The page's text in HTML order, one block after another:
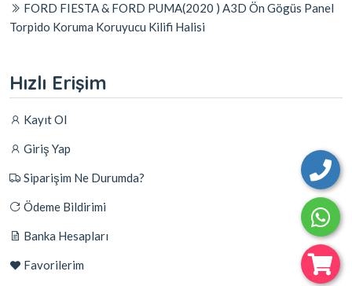
FORD FIESTA & FORD PUMA(2020 ) A3D Ön Gögüs Panel
Torpido Koruma Koruyucu Kilifi Halisi
Hızlı Erişim
Kayıt Ol
Giriş Yap
Siparişim Ne Durumda?
Ödeme Bildirimi
Banka Hesapları
Favorilerim